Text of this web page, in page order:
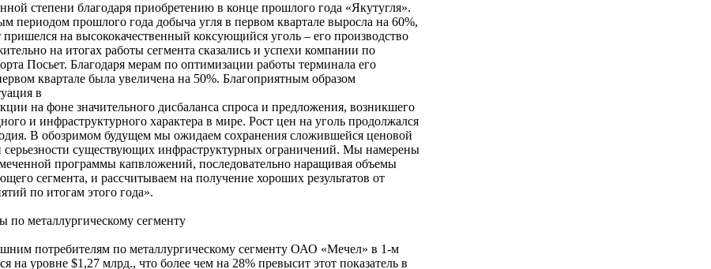
степени благодаря приобретению в конце прошлого года «Якутугля».
периодом прошлого года добыча угля в первом квартале выросла на 60%,
на высококачественный коксующийся уголь – его производство
на итогах работы сегмента сказались и успехи компании по
Посьет. Благодаря мерам по оптимизации работы терминала его
квартале была увеличена на 50%. Благоприятным образом
в
на фоне значительного дисбаланса спроса и предложения, возникшего
и инфраструктурного характера в мире. Рост цен на уголь продолжался
В обозримом будущем мы ожидаем сохранения сложившейся ценовой
серьезности существующих инфраструктурных ограничений. Мы намерены
программы капвложений, последовательно наращивая объемы
сегмента, и рассчитываем на получение хороших результатов от
по итогам этого года».
по металлургическому сегменту
потребителям по металлургическому сегменту ОАО «Мечел» в 1-м
на уровне $1,27 млрд., что более чем на 28% превысит этот показатель в